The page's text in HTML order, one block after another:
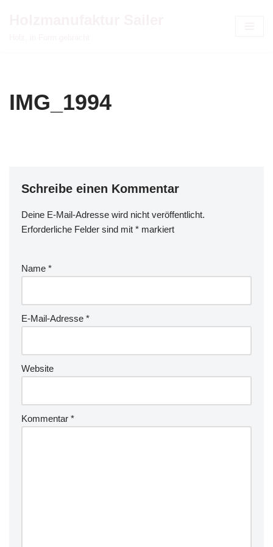
IMG_1994
Schreibe einen Kommentar
Deine E-Mail-Adresse wird nicht veröffentlicht.
Erforderliche Felder sind mit * markiert
Name *
E-Mail-Adresse *
Website
Kommentar *